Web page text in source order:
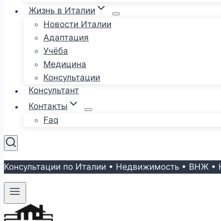
Жизнь в Италии
Новости Италии
Адаптация
Учёба
Медицина
Консультации
Консультант
Контакты
Faq
Консультации по Италии • Недвижимость • ВНЖ •